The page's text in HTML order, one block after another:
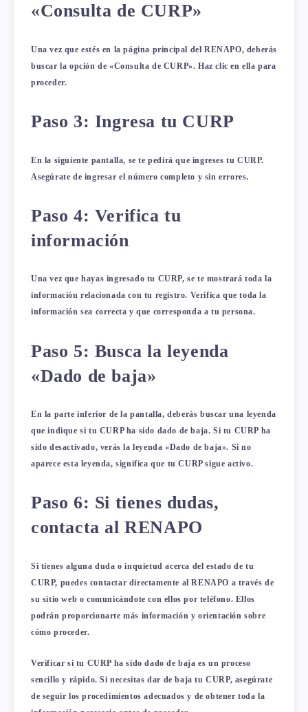
«Consulta de CURP»
Una vez que estés en la página principal del RENAPO, deberás
buscar la opción de «Consulta de CURP». Haz clic en ella para
proceder.
Paso 3: Ingresa tu CURP
En la siguiente pantalla, se te pedirá que ingreses tu CURP.
Asegúrate de ingresar el número completo y sin errores.
Paso 4: Verifica tu
información
Una vez que hayas ingresado tu CURP, se te mostrará toda la
información relacionada con tu registro. Verifica que toda la
información sea correcta y que corresponda a tu persona.
Paso 5: Busca la leyenda
«Dado de baja»
En la parte inferior de la pantalla, deberás buscar una leyenda
que indique si tu CURP ha sido dado de baja. Si tu CURP ha
sido desactivado, verás la leyenda «Dado de baja». Si no
aparece esta leyenda, significa que tu CURP sigue activo.
Paso 6: Si tienes dudas,
contacta al RENAPO
Si tienes alguna duda o inquietud acerca del estado de tu
CURP, puedes contactar directamente al RENAPO a través de
su sitio web o comunicándote con ellos por teléfono. Ellos
podrán proporcionarte más información y orientación sobre
cómo proceder.
Verificar si tu CURP ha sido dado de baja es un proceso
sencillo y rápido. Si necesitas dar de baja tu CURP, asegúrate
de seguir los procedimientos adecuados y de obtener toda la